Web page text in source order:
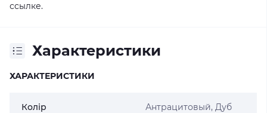
ссылке.
Характеристики
ХАРАКТЕРИСТИКИ
Колір
Антрацитовый, Дуб